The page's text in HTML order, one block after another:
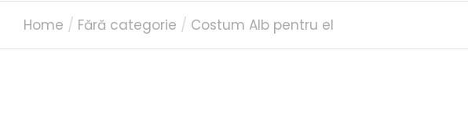
You are here:
Home Fără categorie Costum Alb pentru el